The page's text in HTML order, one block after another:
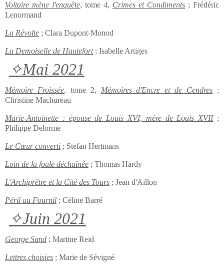
Voltaire mène l'enquête, tome 4, Crimes et Condiments ; Frédéric
Lenormand
La Révolte ; Clara Dupont-Monod
La Demoiselle de Hautefort; Isabelle Artiges
✧Mai 2021
Mémoire Froissée, tome 2, Mémoires d'Encre et de Cendres ;
Christine Machureau
Marie-Antoinette : épouse de Louis XVI, mère de Louis XVII;
Philippe Delorme
Le Cœur converti ; Stefan Hertmans
Loin de la foule déchaînée ; Thomas Hardy
L'Archiprêtre et la Cité des Tours ; Jean d'Aillon
Péril au Fournil ; Céline Barré
✧Juin 2021
George Sand ; Martine Reid
Lettres choisies ; Marie de Sévigné